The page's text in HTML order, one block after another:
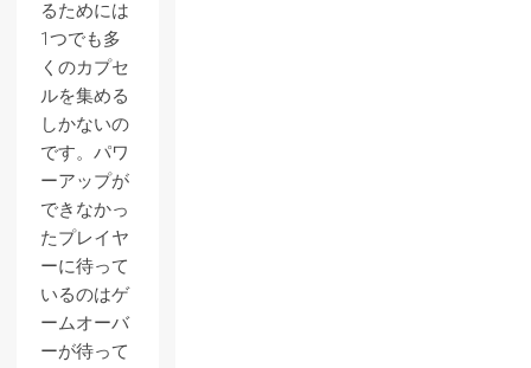
るためには
1つでも多
くのカプセ
ルを集める
しかないの
です。パワ
ーアップが
できなかっ
たプレイヤ
ーに待って
いるのはゲ
ームオーバ
ーが待って